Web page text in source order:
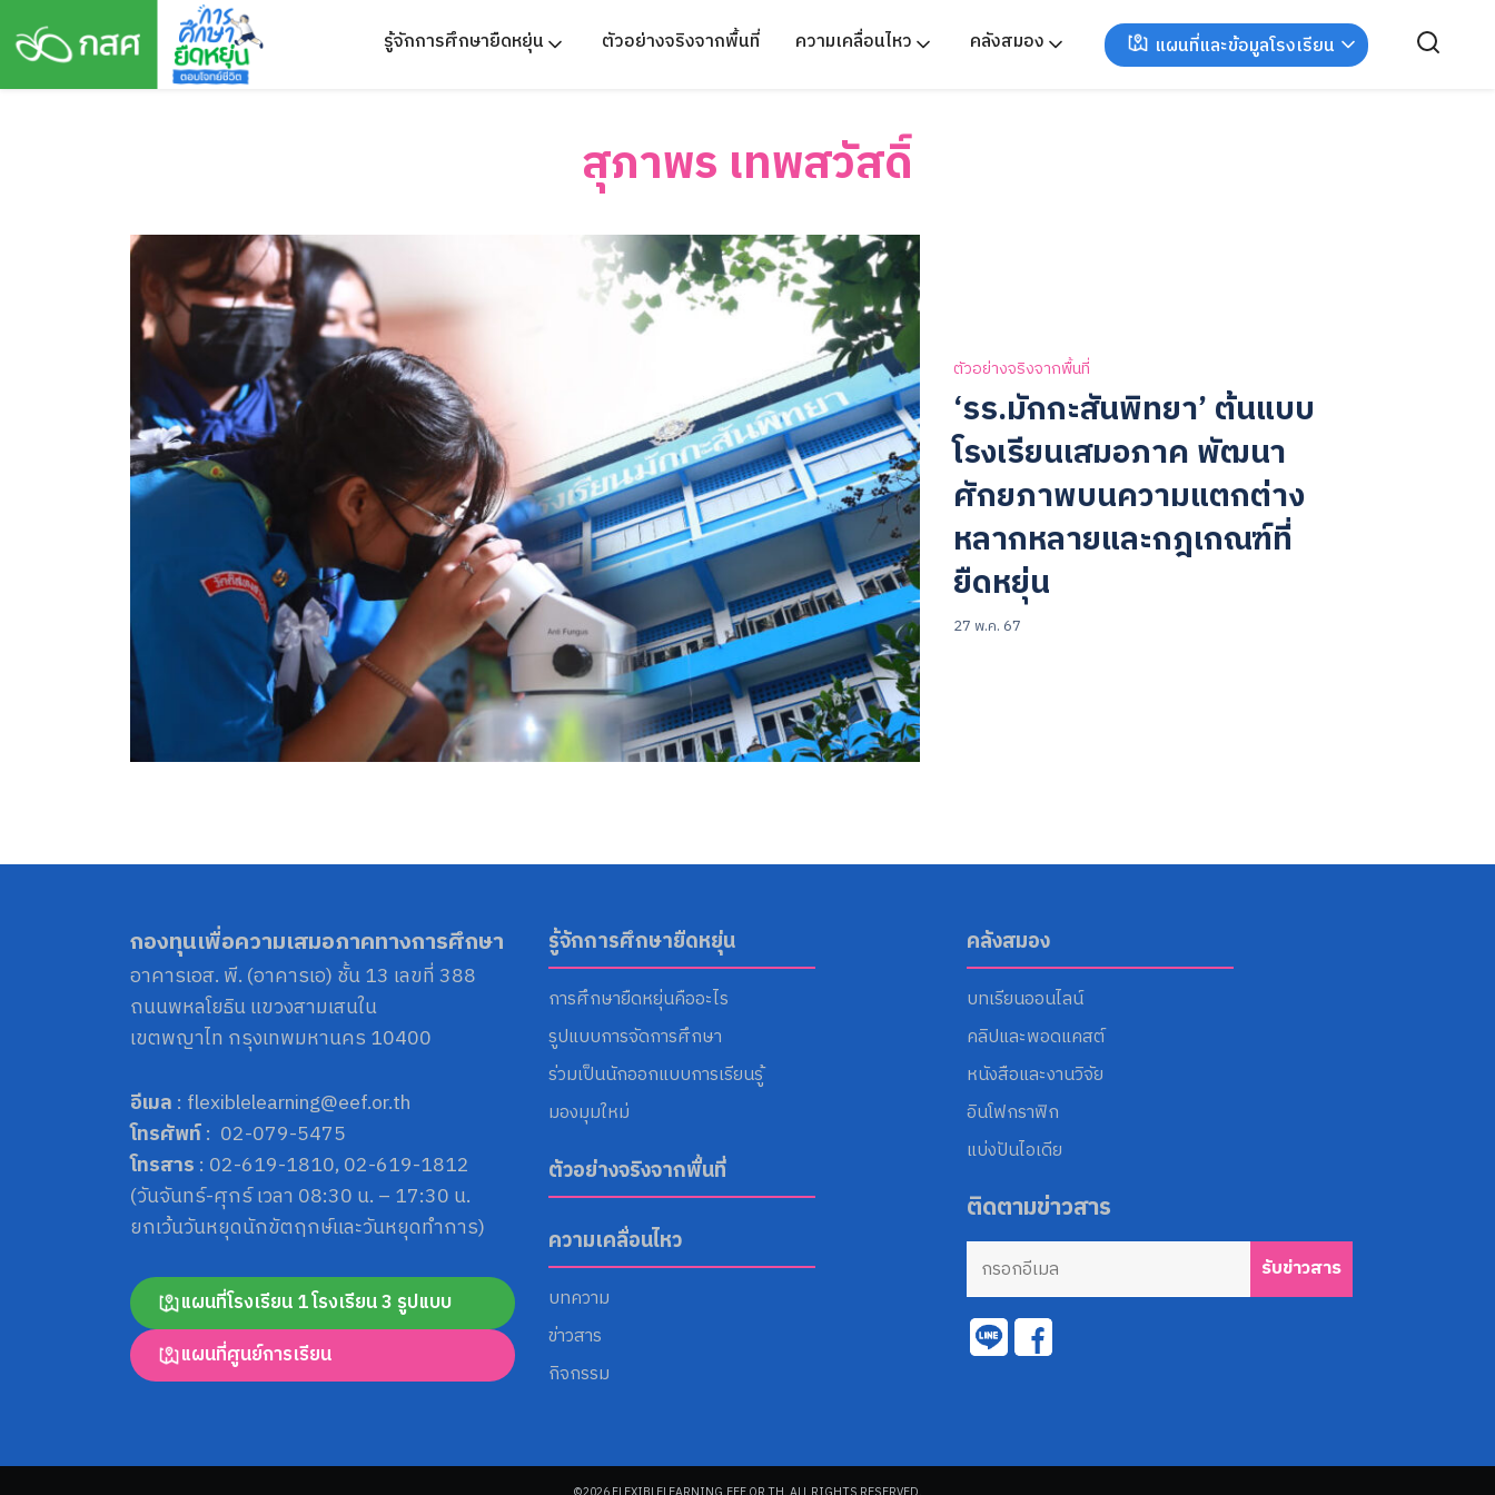
content
รู้จักการศึกษายืดหยุ่น ตัวอย่างจริงจากพื้นที่ ความเคลื่อนไหว คลังสมอง แผนที่และข้อมูลโรงเรียน
Search
สุภาพร เทพสวัสดิ์
ตัวอย่างจริงจากพื้นที่
‘รร.มักกะสันพิทยา’ ต้นแบบ
โรงเรียนเสมอภาค พัฒนา
ศักยภาพบนความแตกต่าง
หลากหลายและกฎเกณฑ์ที่
ยืดหยุ่น
27 พ.ค. 67
กองทุนเพื่อความเสมอภาคทางการศึกษา
อาคารเอส. พี. (อาคารเอ) ชั้น 13 เลขที่ 388
ถนนพหลโยธิน แขวงสามเสนใน
เขตพญาไท กรุงเทพมหานคร 10400
อีเมล : flexiblelearning@eef.or.th
โทรศัพท์: 02-079-5475
โทรสาร : 02-619-1810, 02-619-1812
(วันจันทร์-ศุกร์ เวลา 08:30 น. – 17:30 น.
ยกเว้นวันหยุดนักขัตฤกษ์และวันหยุดทำการ)
แผนที่โรงเรียน 1 โรงเรียน 3 รูปแบบ
แผนที่ศูนย์การเรียน
รู้จักการศึกษายืดหยุ่น
การศึกษายืดหยุ่นคืออะไร
รูปแบบการจัดการศึกษา
ร่วมเป็นนักออกแบบการเรียนรู้
มองมุมใหม่
ตัวอย่างจริงจากพื้นที่
ความเคลื่อนไหว
บทความ
ข่าวสาร
กิจกรรม
คลังสมอง
บทเรียนออนไลน์
คลิปและพอดแคสต์
หนังสือและงานวิจัย
อินโฟกราฟิก
แบ่งปันไอเดีย
ติดตามข่าวสาร